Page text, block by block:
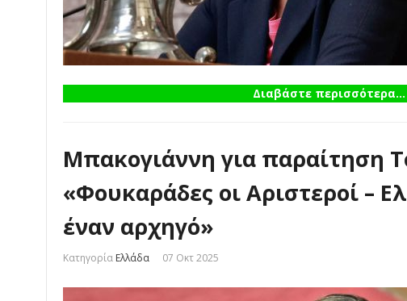
Διαβάστε περισσότερα...
Μπακογιάννη για παραίτηση
«Φουκαράδες οι Αριστεροί –
έναν αρχηγό»
Κατηγορία Ελλάδα 07 Οκτ 2025